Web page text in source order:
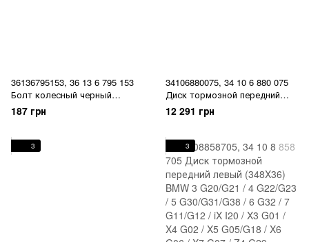
36136795153, 36 13 6 795 153
Болт колесный черный
M14x1.25 BMW 7 G70 / X5
G05/F95 / X6 G06/F96 / X7 G07
187 грн
34106880075, 34 10 6 880 075
Диск тормозной передний
левый (348X36) BMW 3
G20/G21 / 4 G22/G23 / 5
G11/G12 / iX I20 / X3 G01 / X4
G02 / X5 G05/G18 / X6 G06 / X7
G07 / Z4 G29
12 291 грн
3 3